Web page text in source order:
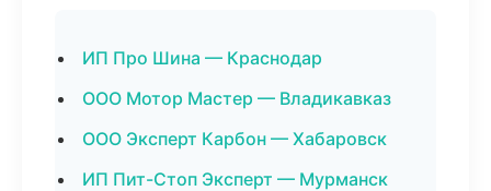
ИП Про Шина — Краснодар
ООО Мотор Мастер — Владикавказ
ООО Эксперт Карбон — Хабаровск
ИП Пит-Стоп Эксперт — Мурманск